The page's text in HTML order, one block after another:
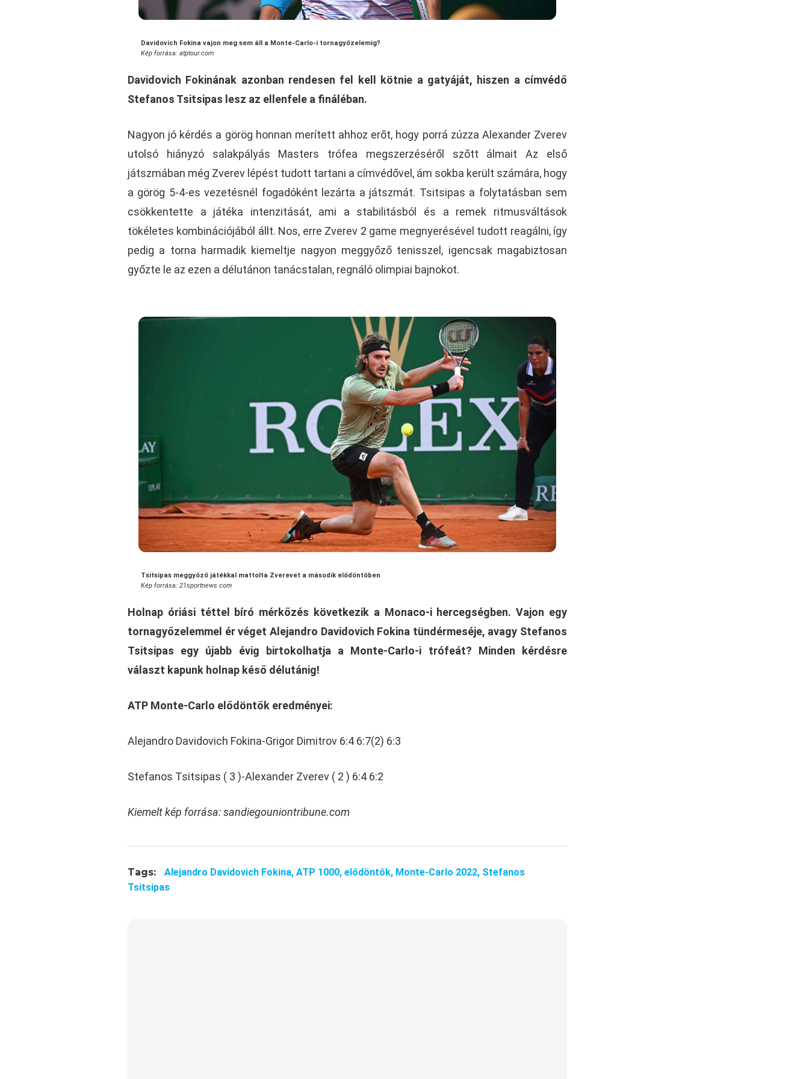
Davidovich Fokina vajon meg sem áll a Monte-Carlo-i tornagyőzelemig?
Kép forrása: atptour.com
Davidovich Fokinának azonban rendesen fel kell kötnie a gatyáját, hiszen a címvédő
Stefanos Tsitsipas lesz az ellenfele a fináléban.
Nagyon jó kérdés a görög honnan merített ahhoz erőt, hogy porrá zúzza Alexander Zverev
utolsó hiányzó salakpályás Masters trófea megszerzéséről szőtt álmait Az első
játszmában még Zverev lépést tudott tartani a címvédővel, ám sokba került számára, hogy
a görög 5-4-es vezetésnél fogadóként lezárta a játszmát. Tsitsipas a folytatásban sem
csökkentette a játéka intenzitását, ami a stabilitásból és a remek ritmusváltások
tökéletes kombinációjából állt. Nos, erre Zverev 2 game megnyerésével tudott reagálni, így
pedig a torna harmadik kiemeltje nagyon meggyőző tenisszel, igencsak magabiztosan
győzte le az ezen a délutánon tanácstalan, regnáló olimpiai bajnokot.
Tsitsipas meggyőző játékkal mattolta Zverevet a második elődöntőben
Kép forrása: 21sportnews.com
Holnap óriási téttel bíró mérkőzés következik a Monaco-i hercegségben. Vajon egy
tornagyőzelemmel ér véget Alejandro Davidovich Fokina tündérmeséje, avagy Stefanos
Tsitsipas egy újabb évig birtokolhatja a Monte-Carlo-i trófeát? Minden kérdésre
választ kapunk holnap késő délutánig!
ATP Monte-Carlo elődöntők eredményei:
Alejandro Davidovich Fokina-Grigor Dimitrov 6:4 6:7(2) 6:3
Stefanos Tsitsipas ( 3 )-Alexander Zverev ( 2 ) 6:4 6:2
Kiemelt kép forrása: sandiegouniontribune.com
Tags: Alejandro Davidovich Fokina, ATP 1000, elődöntők, Monte-Carlo 2022, Stefanos
Tsitsipas